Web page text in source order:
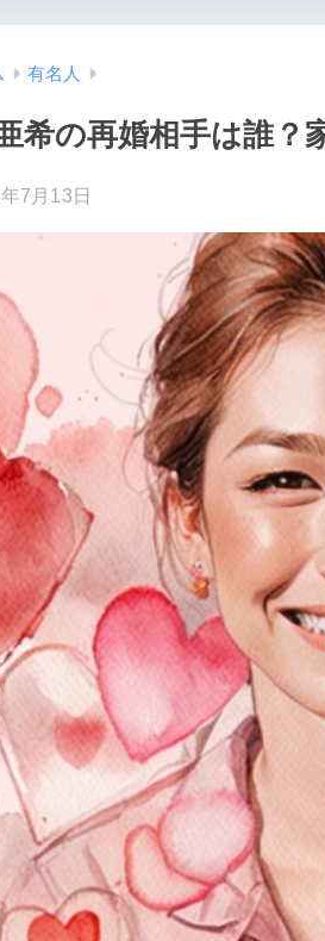
有名人
希の再婚相手は誰？
7月13日